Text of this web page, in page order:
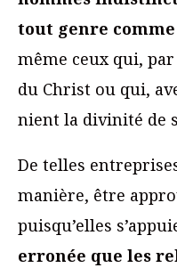
tout genre
même ceux qui,
du Christ ou qui,
nient la divinité de
De telles
manière, être
puisqu’elles
erronée que les